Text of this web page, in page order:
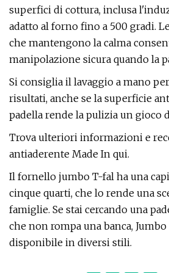
superfici di cottura, inclusa
adatto al forno fino a 500 gradi.
che mantengono la calma
manipolazione sicura quando la
Si consiglia il lavaggio a mano
risultati, anche se la superficie
padella rende la pulizia un gioco
Trova ulteriori informazioni e
antiaderente Made In qui.
Il fornello jumbo T-fal ha una
cinque quarti, che lo rende una
famiglie. Se stai cercando una
che non rompa una banca,
disponibile in diversi stili.